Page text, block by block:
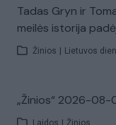
Tadas Gryn ir
meilės istorija
Žinios Lietuvos
„Žinios“ 2026-08-
Laidos Žinios